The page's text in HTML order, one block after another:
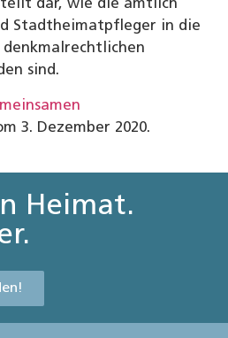
dar, wie die amtlich
Stadtheimatpfleger in die
denkmalrechtlichen
sind.
3. Dezember 2020.
Heimat.